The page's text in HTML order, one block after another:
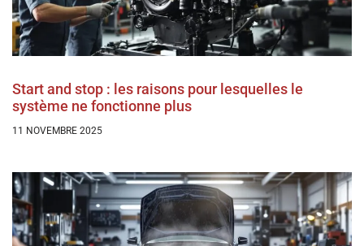
Start and stop : les raisons pour lesquelles le
système ne fonctionne plus
11 NOVEMBRE 2025